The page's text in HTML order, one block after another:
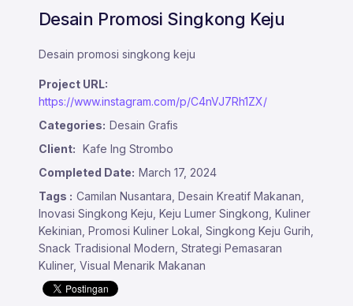
Desain Promosi Singkong Keju
Desain promosi singkong keju
Project URL:
https://www.instagram.com/p/C4nVJ7Rh1ZX/
Categories: Desain Grafis
Client: Kafe Ing Strombo
Completed Date: March 17, 2024
Tags : Camilan Nusantara, Desain Kreatif Makanan,
Inovasi Singkong Keju, Keju Lumer Singkong, Kuliner
Kekinian, Promosi Kuliner Lokal, Singkong Keju Gurih,
Snack Tradisional Modern, Strategi Pemasaran
Kuliner, Visual Menarik Makanan